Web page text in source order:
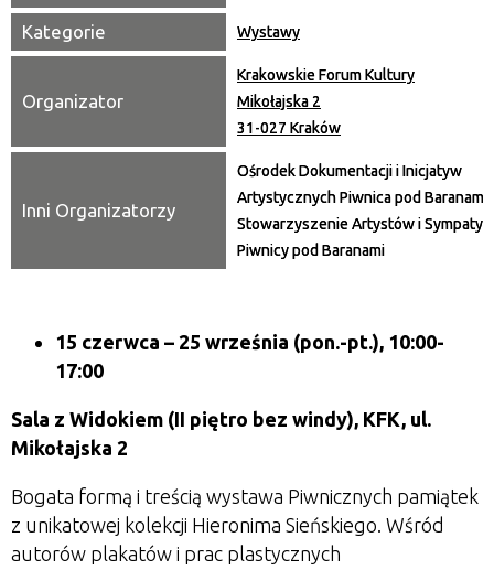
Kategorie Wystawy
Organizator
Krakowskie Forum Kultury
Mikołajska 2
31-027 Kraków
Inni Organizatorzy
Ośrodek Dokumentacji i Inicjatyw
Artystycznych Piwnica pod Baranami,
Stowarzyszenie Artystów i
Piwnicy pod Baranami
15 czerwca – 25 września (pon.-pt.), 10:00-
17:00
Sala z Widokiem (II piętro bez windy), KFK, ul.
Mikołajska 2
Bogata formą i treścią wystawa Piwnicznych pamiątek
z unikatowej kolekcji Hieronima Sieńskiego. Wśród
autorów plakatów i prac plastycznych